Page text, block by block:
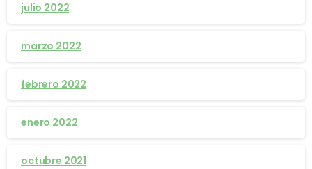
julio 2022
marzo 2022
febrero 2022
enero 2022
octubre 2021